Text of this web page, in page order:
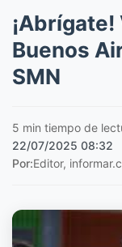
Buenos
SMN
5 min tiempo de
22/07/2025 08:32
Por:Editor,